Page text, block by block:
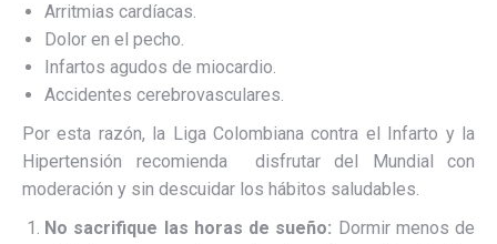
Arritmias cardíacas.
Dolor en el pecho.
Infartos agudos de miocardio.
Accidentes cerebrovasculares.
Por esta razón, la Liga Colombiana contra el Infarto y la
Hipertensión recomienda disfrutar del Mundial con
moderación y sin descuidar los hábitos saludables.
No sacrifique las horas de sueño: Dormir menos de